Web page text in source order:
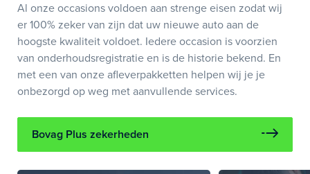
Al onze occasions voldoen aan strenge eisen zodat wij
er 100% zeker van zijn dat uw nieuwe auto aan de
hoogste kwaliteit voldoet. Iedere occasion is voorzien
van onderhoudsregistratie en is de historie bekend. En
met een van onze afleverpakketten helpen wij je je
onbezorgd op weg met aanvullende services.
Bovag Plus zekerheden